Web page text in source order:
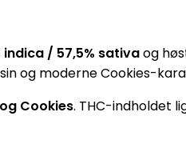
indica / 57,5% sativaog
og moderne Cookies-
Cookies. THC-indholdet